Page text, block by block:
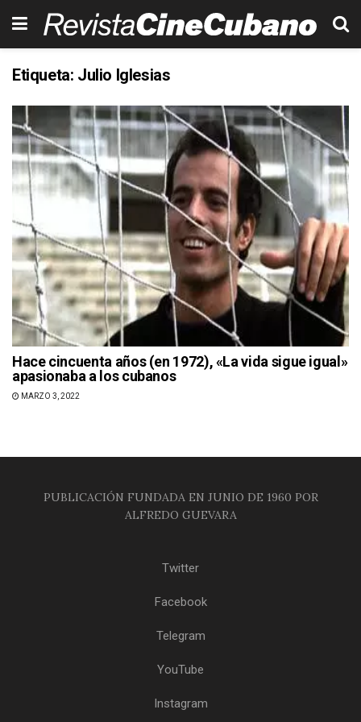
Etiqueta: Julio Iglesias
Hace cincuenta años (en 1972), «La vida sigue igual»
apasionaba a los cubanos
MARZO 3, 2022
PUBLICACIÓN FUNDADA EN JUNIO DE 1960 POR
ALFREDO GUEVARA
Twitter
Facebook
Telegram
YouTube
Instagram